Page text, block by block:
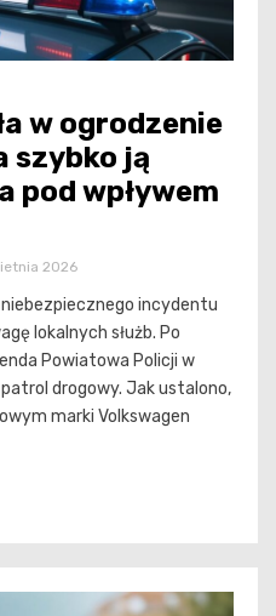
w ogrodzenie
szybko ją
pod wpływem
2026
niebezpiecznego incydentu
lokalnych służb. Po
Powiatowa Policji w
drogowy. Jak ustalono,
marki Volkswagen